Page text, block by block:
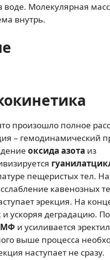
воде. Молекулярная
внутрь.
произошло полное
– гемодинамический
оксида азота из
пещеристых тел.
кавенозных
эрекция. На
ускоряя деградацию.
и усиливается
выше процесса
наступает не сразу.